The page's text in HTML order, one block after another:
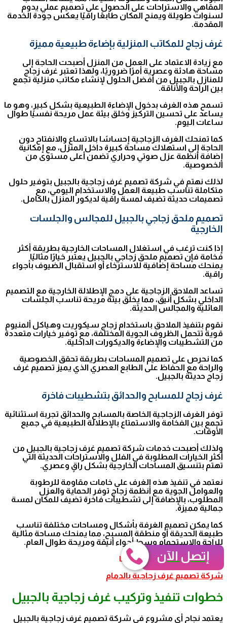
المقاهي والاستراحات على الحصول على تصميم عملي يدوم
لسنوات طويلة ويمنح المكان طابعًا راقيًا يعكس جودة الخدمة
المقدمة.
غرف زجاج للمكاتب المنزلية بإضاءة طبيعية مميزة
مع زيادة الاعتماد على العمل من المنزل أصبحت الحاجة إلى
مساحة هادئة وعصرية أمرًا ضروريًا، ولهذا تعتبر غرف زجاج
للمنازل بالجبيل من أفضل الحلول لإنشاء مكاتب منزلية تجمع
بين الراحة والأناقة.
تسمح هذه الغرف بدخول الإضاءة الطبيعية بشكل كبير، وهو ما
يساعد على تحسين التركيز وخلق بيئة عمل مريحة نفسيًا طوال
ساعات اليوم.
كما تمنحك الغرف الزجاجية إحساسًا بالاتساع والانفتاح دون
الحاجة إلى استهلاك مساحة كبيرة داخل المنزل، مع إمكانية
إضافة أنظمة عزل صوتي وحراري تضمن أعلى مستوى من
الخصوصية.
لذلك نهتم في شركة تصميم غرف زجاجية بالجبيل بتوفير حلول
متكاملة تناسب طبيعة العمل والاستخدام اليومي، مع
تصميمات حديثة تضيف لمسة راقية لديكور المنزل بالكامل.
تصميم ملحق زجاجي بالجبيل للمجالس والجلسات
الخارجية
إذا كنت ترغب في استغلال المساحات الخارجية بطريقة أكثر
فخامة فإن تصميم ملحق زجاجي بالجبيل يعتبر خيارًا مثاليًا
يمنحك مساحة إضافية للاسترخاء أو استقبال الضيوف بأجواء
راقية.
تساعد الملاحق الزجاجية على دمج الإطلالة الخارجية مع التصميم
الداخلي بشكل أنيق، مما يخلق بيئة مريحة تناسب الجلسات
العائلية والمجالس الحديثة.
نقوم بتنفيذ الملاحق باستخدام زجاج سيكوريت وهياكل ألمنيوم
قوية تتحمل الظروف الجوية المختلفة، مع توفير خيارات متعددة
من التشطيبات والإضاءة والديكورات الداخلية.
كما نحرص على تصميم المساحات بطريقة تحقق الخصوصية
والراحة مع الحفاظ على الطابع العصري الذي يميز تصميم غرف
زجاج حديثة بالجبيل.
غرف زجاج للمسابح والحدائق بتشطيبات فاخرة
توفر الغرف الزجاجية الخاصة بالمسابح والحدائق تجربة استثنائية
تجمع بين الفخامة والاستمتاع بالإطلالة الطبيعية في جميع
الأوقات.
ولذلك أصبحت خدمات شركة تصميم غرف زجاجية بالجبيل من
أكثر الخيارات المطلوبة في الفلل والاستراحات الحديثة التي
تهتم بتنسيق المساحات الخارجية بشكل راقٍ وعصري.
نعتمد في تنفيذ هذه الغرف على خامات مقاومة للرطوبة
والعوامل الجوية مع أنظمة زجاج توفر الحماية والعزل
المطلوب، بالإضافة إلى تشطيبات فاخرة تضيف للمكان لمسة
جمالية مميزة.
كما يمكن تصميم الغرفة بأشكال ومساحات مختلفة تناسب
طبيعة الحديقة أو منطقة المسبح، مما يمنحك مساحة مثالية
للراحة والاستجمام وسط أجواء أنيقة ومريحة طوال العام.
للتعرف على المزيد من خدماتنا
شركة تصميم غرف زجاجية بالدمام
خطوات تنفيذ وتركيب غرف زجاجية بالجبيل
يعتمد نجاح أي مشروع في شركة تصميم غرف زجاجية بالجبيل
إتصل الآن